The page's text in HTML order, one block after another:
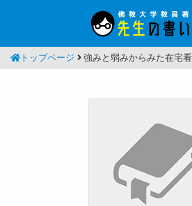
トップページ 強みと弱みからみた在宅